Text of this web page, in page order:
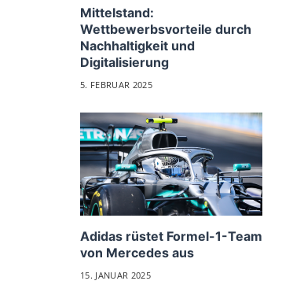
Mittelstand:
Wettbewerbsvorteile durch
Nachhaltigkeit und
Digitalisierung
5. FEBRUAR 2025
Adidas rüstet Formel-1-Team
von Mercedes aus
15. JANUAR 2025